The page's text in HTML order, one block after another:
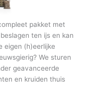
pakket met
ten ijs en kan
eigen (h)eerlijke
We sturen
geavanceerde
en kruiden thuis